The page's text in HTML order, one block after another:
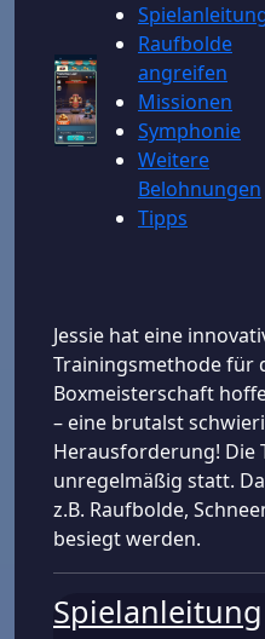
Raufbolde
angreifen
Missionen
Symphonie
Weitere
Belohnungen
Tipps
Jessie hat eine
Trainingsmethode für
Boxmeisterschaft
– eine brutalst
Herausforderung! Die
unregelmäßig statt.
z.B. Raufbolde,
besiegt werden.
Spielanleitung